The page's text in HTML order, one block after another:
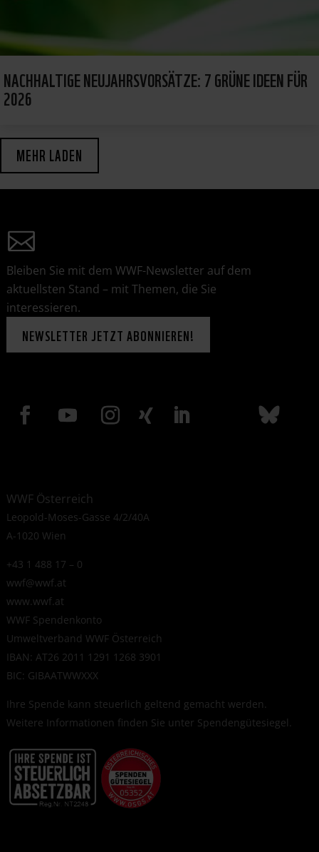
NACHHALTIGE NEUJAHRSVORSÄTZE: 7 GRÜNE IDEEN FÜR
2026
MEHR LADEN
Bleiben Sie mit dem WWF-Newsletter auf dem
aktuellsten Stand – mit Themen, die Sie
interessieren.
NEWSLETTER JETZT ABONNIEREN!
WWF Österreich
Leopold-Moses-Gasse 4/2/40A
A-1020 Wien
+43 1 488 17 – 0
wwf@wwf.at
www.wwf.at
WWF Spendenkonto
Umweltverband WWF Österreich
IBAN: AT26 2011 1291 1268 3901
BIC: GIBAATWWXXX
Ihre Spende kann steuerlich geltend gemacht werden.
Weitere Informationen finden Sie unter Spendengütesiegel